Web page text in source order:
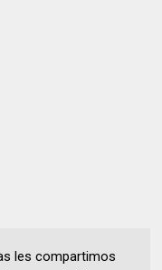
les compartimos